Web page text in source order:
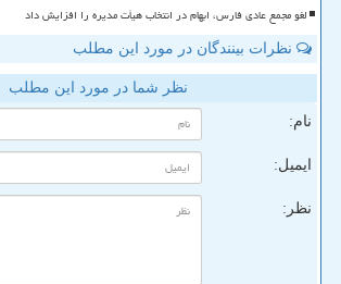
لغو مجمع عادی فارس، ابهام در انتخاب هیأت مدیره را افزایش داد
نظرات بینندگان در مورد این مطلب
نظر شما در مورد این مطلب
نام:
ایمیل:
نظر: